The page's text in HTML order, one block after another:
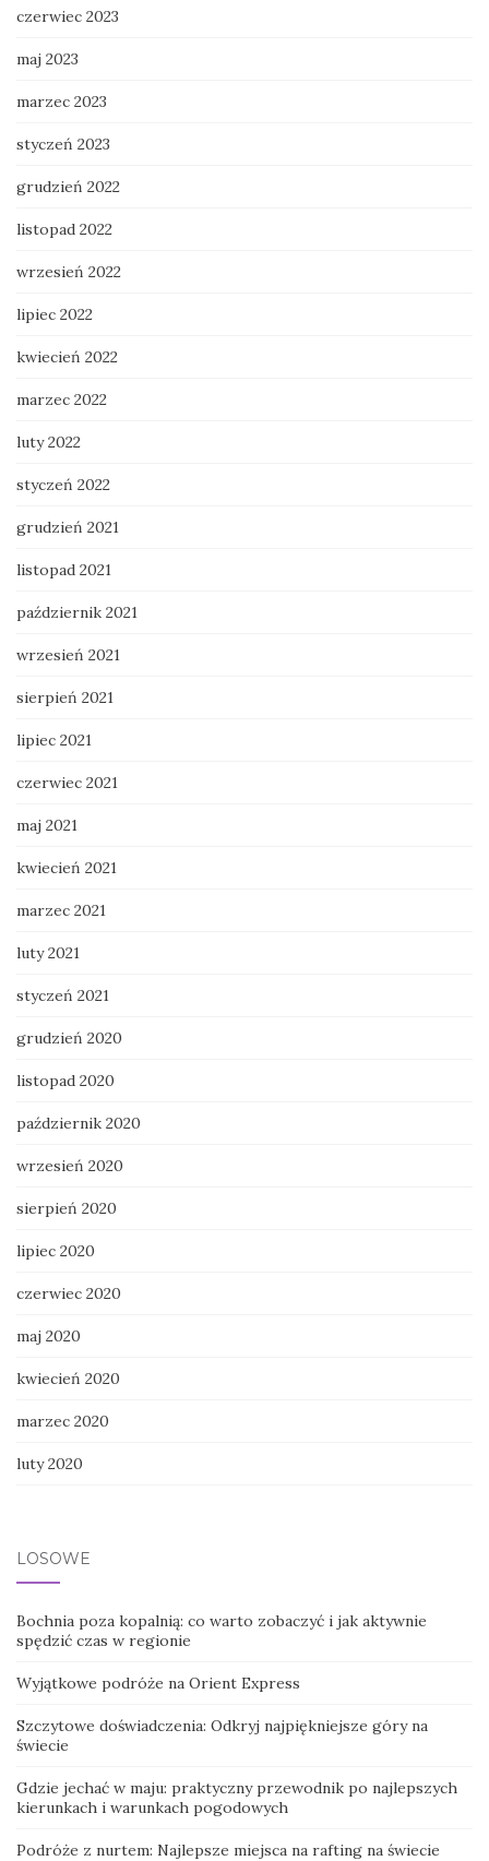
czerwiec 2023
maj 2023
marzec 2023
styczeń 2023
grudzień 2022
listopad 2022
wrzesień 2022
lipiec 2022
kwiecień 2022
marzec 2022
luty 2022
styczeń 2022
grudzień 2021
listopad 2021
październik 2021
wrzesień 2021
sierpień 2021
lipiec 2021
czerwiec 2021
maj 2021
kwiecień 2021
marzec 2021
luty 2021
styczeń 2021
grudzień 2020
listopad 2020
październik 2020
wrzesień 2020
sierpień 2020
lipiec 2020
czerwiec 2020
maj 2020
kwiecień 2020
marzec 2020
luty 2020
LOSOWE
Bochnia poza kopalnią: co warto zobaczyć i jak aktywnie
spędzić czas w regionie
Wyjątkowe podróże na Orient Express
Szczytowe doświadczenia: Odkryj najpiękniejsze góry na
świecie
Gdzie jechać w maju: praktyczny przewodnik po najlepszych
kierunkach i warunkach pogodowych
Podróże z nurtem: Najlepsze miejsca na rafting na świecie